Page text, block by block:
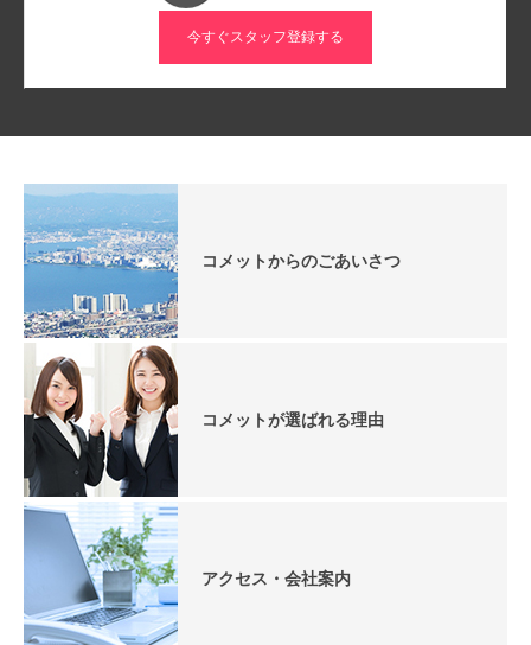
今すぐスタッフ登録する
コメットからのごあいさつ
コメットが選ばれる理由
アクセス・会社案内